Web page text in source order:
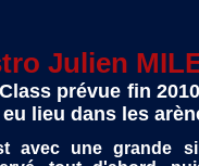
Julien
prévue fin
lieu dans les
avec une grande